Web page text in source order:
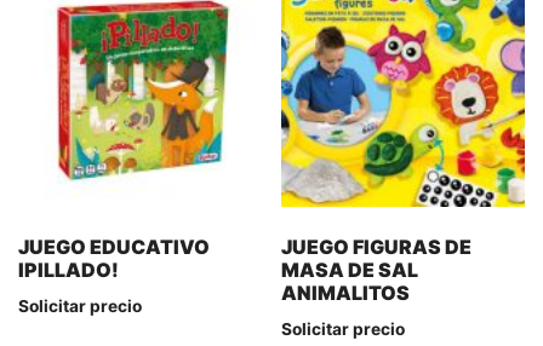
JUEGO EDUCATIVO
IPILLADO!
Solicitar precio
JUEGO FIGURAS DE
MASA DE SAL
ANIMALITOS
Solicitar precio